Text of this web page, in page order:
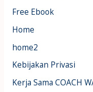
Free Ebook
Home
home2
Kebijakan Privasi
Kerja Sama COACH